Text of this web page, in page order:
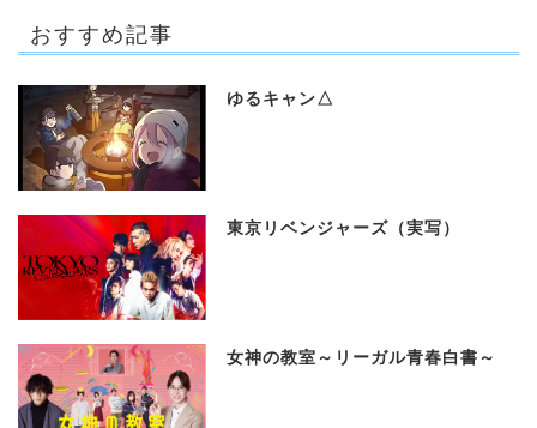
おすすめ記事
ゆるキャン△
東京リベンジャーズ（実写）
女神の教室～リーガル青春白書～